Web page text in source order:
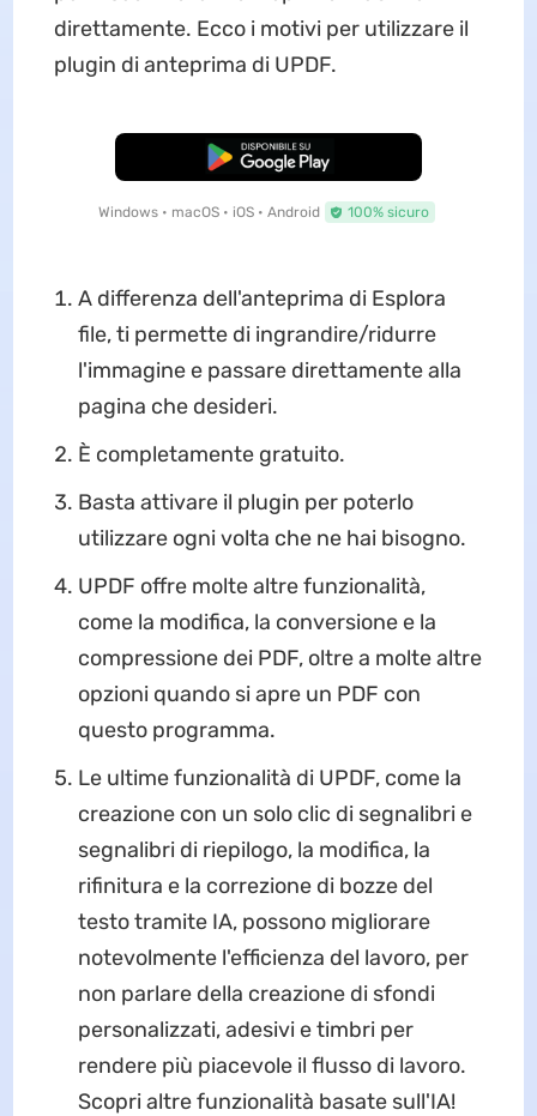
direttamente. Ecco i motivi per utilizzare il
plugin di anteprima di UPDF.
Download Gratis
Windows • macOS • iOS • Android 100% sicuro
A differenza dell'anteprima di Esplora
file, ti permette di ingrandire/ridurre
l'immagine e passare direttamente alla
pagina che desideri.
È completamente gratuito.
Basta attivare il plugin per poterlo
utilizzare ogni volta che ne hai bisogno.
UPDF offre molte altre funzionalità,
come la modifica, la conversione e la
compressione dei PDF, oltre a molte altre
opzioni quando si apre un PDF con
questo programma.
Le ultime funzionalità di UPDF, come la
creazione con un solo clic di segnalibri e
segnalibri di riepilogo, la modifica, la
rifinitura e la correzione di bozze del
testo tramite IA, possono migliorare
notevolmente l'efficienza del lavoro, per
non parlare della creazione di sfondi
personalizzati, adesivi e timbri per
rendere più piacevole il flusso di lavoro.
Scopri altre funzionalità basate sull'IA!